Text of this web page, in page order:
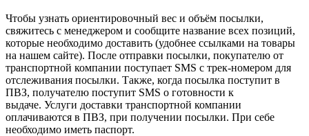
Чтобы узнать ориентировочный вес и объём посылки,
свяжитесь с менеджером и сообщите название всех позиций,
которые необходимо доставить (удобнее ссылками на товары
на нашем сайте). После отправки посылки, покупателю от
транспортной компании поступает SMS с трек-номером для
отслеживания посылки. Также, когда посылка поступит в
ПВЗ, получателю поступит SMS о готовности к
выдаче. Услуги доставки транспортной компании
оплачиваются в ПВЗ, при получении посылки. При себе
необходимо иметь паспорт.